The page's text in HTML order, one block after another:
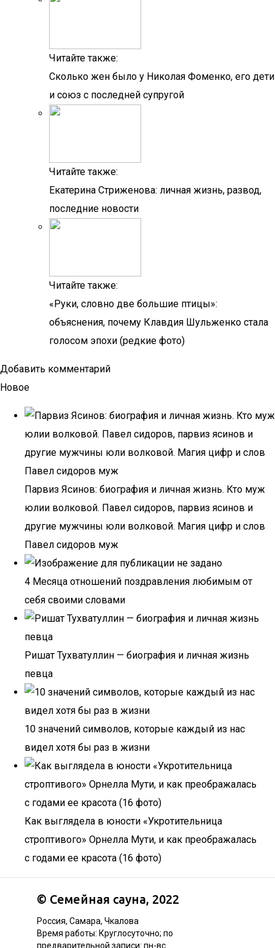
Читайте также:
Сколько жен было у Николая Фоменко, его дети
и союз с последней супругой
Читайте также:
Екатерина Стриженова: личная жизнь, развод,
последние новости
Читайте также:
«Руки, словно две большие птицы»:
объяснения, почему Клавдия Шульженко стала
голосом эпохи (редкие фото)
Добавить комментарий
Новое
Парвиз Ясинов: биография и личная жизнь. Кто муж
юлии волковой. Павел сидоров, парвиз ясинов и
другие мужчины юли волковой. Магия цифр и слов
Павел сидоров муж
4 Месяца отношений поздравления любимым от
себя своими словами
Ришат Тухватуллин — биография и личная жизнь
певца
10 значений символов, которые каждый из нас
видел хотя бы раз в жизни
Как выглядела в юности «Укротительница
строптивого» Орнелла Мути, и как преображалась
с годами ее красота (16 фото)
© Семейная сауна, 2022
Россия, Самара, Чкалова
Время работы: Круглосуточно; по
предварительной записи: пн-вс